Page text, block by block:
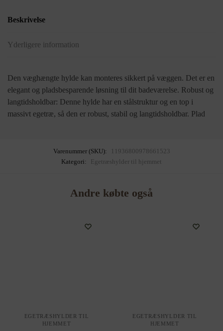
Beskrivelse
Yderligere information
Den væghængte hylde kan monteres sikkert på væggen. Det er en
elegant og pladsbesparende løsning til dit badeværelse. Robust og
langtidsholdbar: Denne hylde har en stålstruktur og en top i
massivt egetræ, så den er robust, stabil og langtidsholdbar. Plad
Varenummer (SKU):
11936800978661523
Kategori:
Egetræshylder til hjemmet
Andre købte også
EGETRÆSHYLDER TIL
HJEMMET
EGETRÆSHYLDER TIL
HJEMMET